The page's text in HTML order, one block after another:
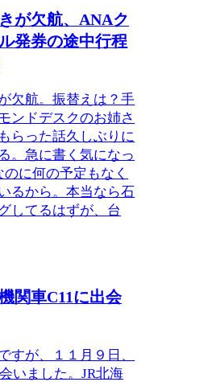
が欠航、ANAク
発券の途中行程
欠航。振替えは？手
ンドデスクのお姉さ
らった話久しぶりに
。急に書く気になっ
に何の予定もなく
るから。本当なら石
してるはずが、台
関車C11に出会
すが、１１月９日、
いました。JR北海